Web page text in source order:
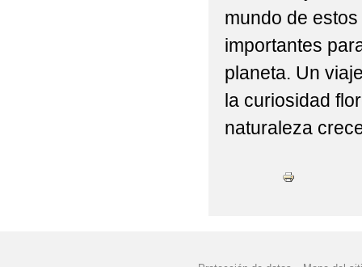
mundo de
importantes
planeta. Un
la curiosidad
naturaleza